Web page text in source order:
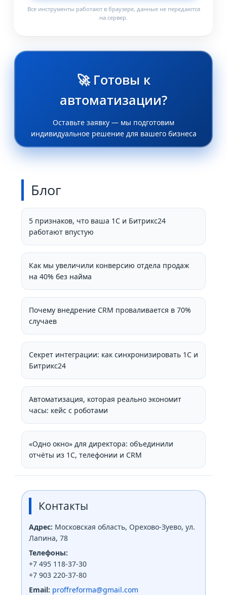
Все инструменты работают в браузере, данные не передаются
на сервер.
🚀 Готовы к
автоматизации?
Оставьте заявку — мы подготовим
индивидуальное решение для вашего бизнеса
Блог
5 признаков, что ваша 1С и Битрикс24
работают впустую
Как мы увеличили конверсию отдела продаж
на 40% без найма
Почему внедрение CRM проваливается в 70%
случаев
Секрет интеграции: как синхронизировать 1С и
Битрикс24
Автоматизация, которая реально экономит
часы: кейс с роботами
«Одно окно» для директора: объединили
отчёты из 1С, телефонии и CRM
Контакты
Адрес: Московская область, Орехово-Зуево, ул.
Лапина, 78
Телефоны:
+7 495 118-37-30
+7 903 220-37-80
Email: proffreforma@gmail.com